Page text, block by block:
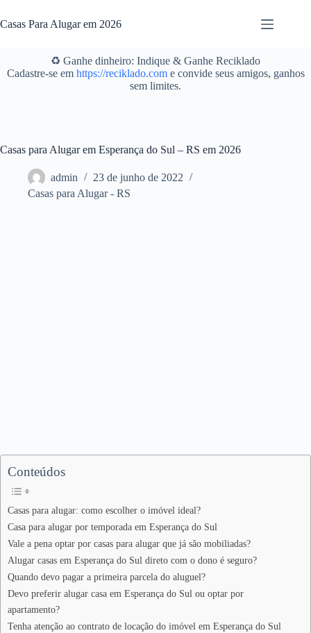
para
o
Casas Para Alugar em 2026
♻️ Ganhe dinheiro: Indique & Ganhe Reciklado
Cadastre-se em https://reciklado.come convide seus amigos, ganhos
sem limites.
Casas para Alugar em Esperança do Sul – RS em 2026
admin
23 de junho de 2022
Casas para Alugar - RS
Conteúdos
Casas para alugar: como escolher o imóvel ideal?
Casa para alugar por temporada em Esperança do Sul
Vale a pena optar por casas para alugar que já são mobiliadas?
Alugar casas em Esperança do Sul direto com o dono é seguro?
Quando devo pagar a primeira parcela do aluguel?
Devo preferir alugar casa em Esperança do Sul ou optar por
apartamento?
Tenha atenção ao contrato de locação do imóvel em Esperança do Sul